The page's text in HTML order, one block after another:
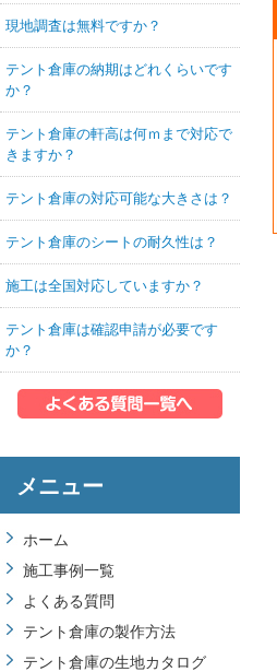
現地調査は無料ですか？
テント倉庫の納期はどれくらいです
か？
テント倉庫の軒高は何ｍまで対応で
きますか？
テント倉庫の対応可能な大きさは？
テント倉庫のシートの耐久性は？
施工は全国対応していますか？
テント倉庫は確認申請が必要です
か？
メニュー
ホーム
施工事例一覧
よくある質問
テント倉庫の製作方法
テント倉庫の生地カタログ